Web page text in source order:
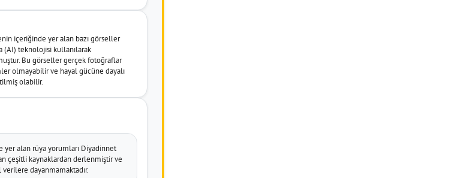
içeriğinde yer alan bazı görseller
(AI) teknolojisi kullanılarak
Bu görseller gerçek fotoğraflar
olmayabilir ve hayal gücüne dayalı
olabilir.
yer alan rüya yorumları Diyadinnet
çeşitli kaynaklardan derlenmiştir ve
dayanmamaktadır.